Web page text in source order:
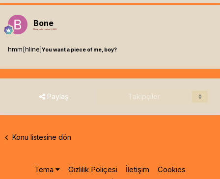
Bone
Mesaj tarihi: Haziran 5, 2003
hmm[hline]You want a piece of me, boy?
Paylaş Takipçiler 0
Konu listesine dön
Tema Gizlilik Poliçesi İletişim Cookies